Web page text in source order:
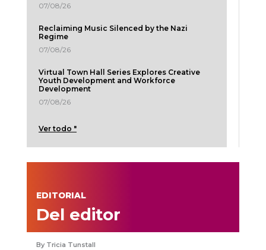
07/08/26
Reclaiming Music Silenced by the Nazi
Regime
07/08/26
Virtual Town Hall Series Explores Creative
Youth Development and Workforce
Development
07/08/26
Ver todo "
EDITORIAL
Del editor
Tricia Tunstall